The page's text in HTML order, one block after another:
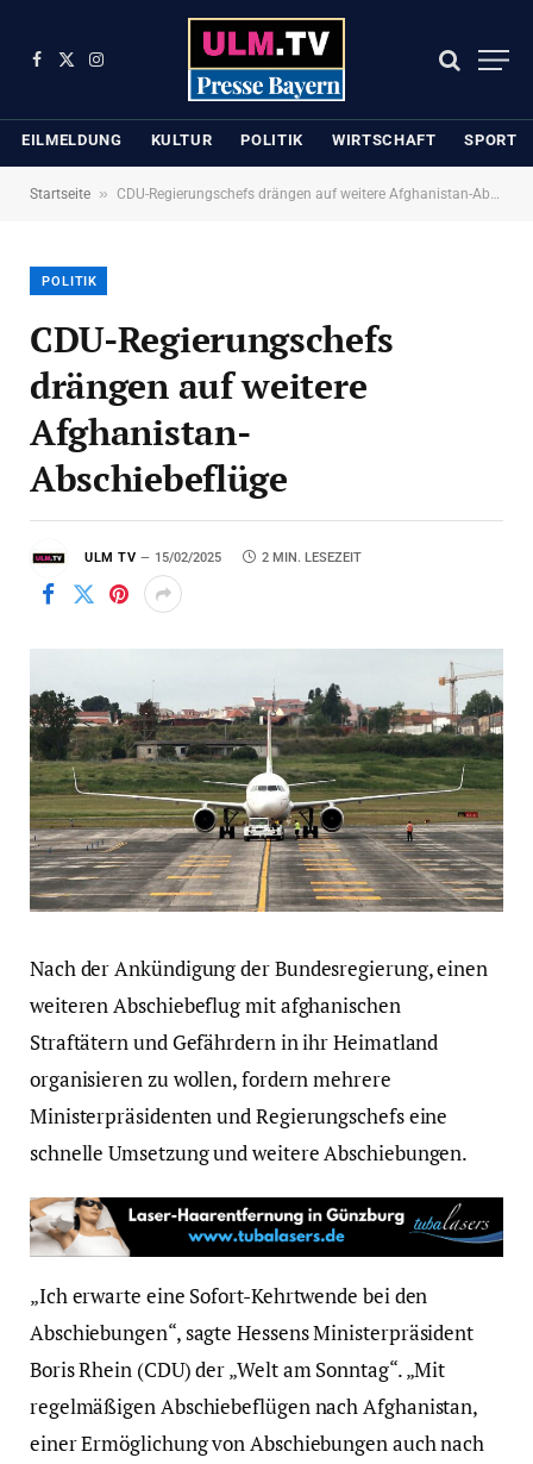
Facebook
X
Instagram
EILMELDUNG KULTUR POLITIK WIRTSCHAFT SPORT
Startseite » CDU-Regierungschefs drängen auf weitere Afghanistan-Abschiebeflüge
POLITIK
CDU-Regierungschefs
drängen auf weitere
Afghanistan-
Abschiebeflüge
ULM TV 15/02/2025 2 MIN. LESEZEIT
Nach der Ankündigung der Bundesregierung, einen
weiteren Abschiebeflug mit afghanischen
Straftätern und Gefährdern in ihr Heimatland
organisieren zu wollen, fordern mehrere
Ministerpräsidenten und Regierungschefs eine
schnelle Umsetzung und weitere Abschiebungen.
„Ich erwarte eine Sofort-Kehrtwende bei den
Abschiebungen“, sagte Hessens Ministerpräsident
Boris Rhein (CDU) der „Welt am Sonntag“. „Mit
regelmäßigen Abschiebeflügen nach Afghanistan,
einer Ermöglichung von Abschiebungen auch nach